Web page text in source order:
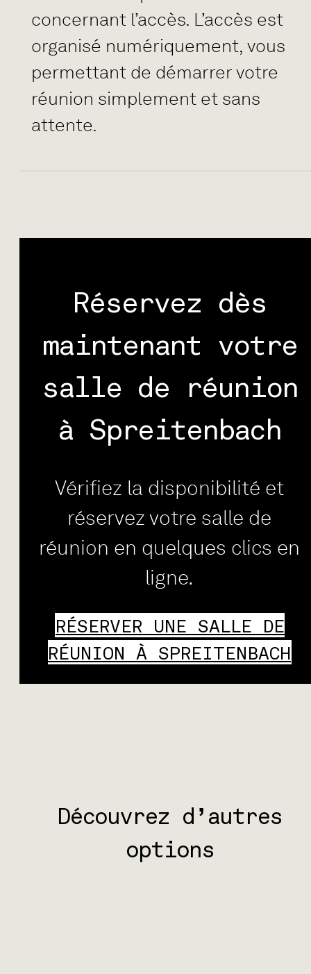
concernant l’accès. L’accès est
organisé numériquement, vous
permettant de démarrer votre
réunion simplement et sans
attente.
Réservez dès
maintenant votre
salle de réunion
à Spreitenbach
Vérifiez la disponibilité et
réservez votre salle de
réunion en quelques clics en
ligne.
RÉSERVER UNE SALLE DE
RÉUNION À SPREITENBACH
Découvrez d’autres
options